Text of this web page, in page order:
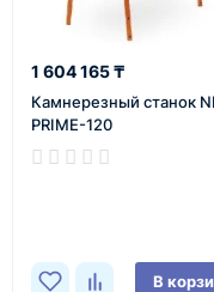
1 604 165 ₸
Камнерезный станок
PRIME-120
В